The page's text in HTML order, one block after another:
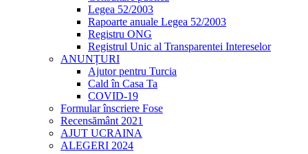
Legea 52/2003
Rapoarte anuale Legea 52/2003
Registru ONG
Registrul Unic al Transparentei Intereselor
ANUNȚURI
Ajutor pentru Turcia
Cald în Casa Ta
COVID-19
Formular înscriere Fose
Recensământ 2021
AJUT UCRAINA
ALEGERI 2024